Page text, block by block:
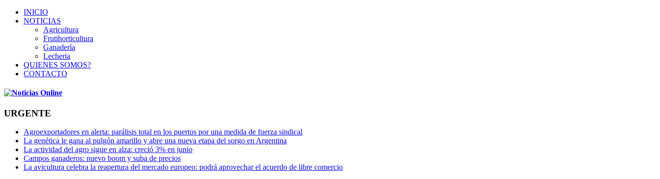
INICIO
NOTICIAS
Agricultura
Frutihorticultura
Ganadería
Lecheria
QUIENES SOMOS?
CONTACTO
URGENTE
Agroexportadores en alerta: parálisis total en los puertos por una medida de fuerza sindical
La genética le gana al pulgón amarillo y abre una nueva etapa del sorgo en Argentina
La actividad del agro sigue en alza: creció 3% en junio
Campos ganaderos: nuevo boom y suba de precios
La avicultura celebra la reapertura del mercado europeo: podrá aprovechar el acuerdo de libre comercio